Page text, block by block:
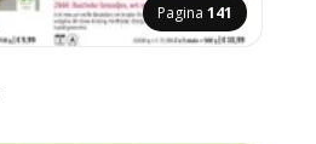
Pagina 141